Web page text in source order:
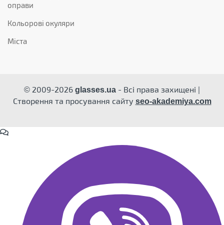
оправи
Кольорові окуляри
Міста
© 2009-2026 glasses.ua - Всі права захищені |
Створення та просування сайту seo-akademiya.com